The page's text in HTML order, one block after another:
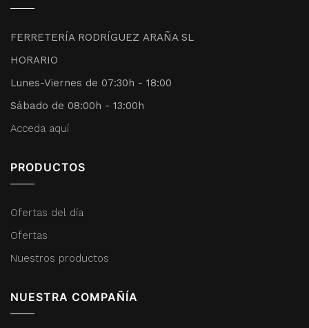
FERRETERÍA RODRÍGUEZ ARAÑA SL
HORARIO
Lunes-Viernes de 07:30h - 18:00
Sábado de 08:00h - 13:00h
Acceda aquí
PRODUCTOS
Ofertas del día
Ofertas
Nuestros productos
NUESTRA COMPAÑÍA